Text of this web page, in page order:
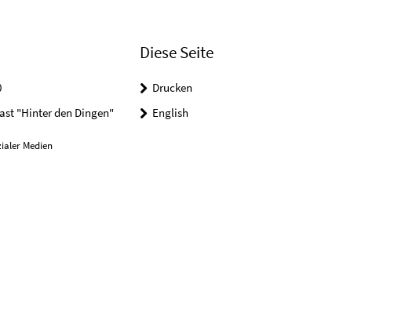
"Hinter den Dingen"
Medien
Diese Seite
Drucken
English